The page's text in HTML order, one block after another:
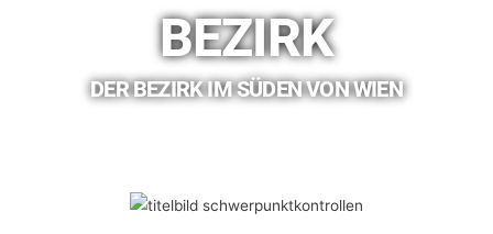
BEZIRK
DER BEZIRK IM SÜDEN VON WIEN